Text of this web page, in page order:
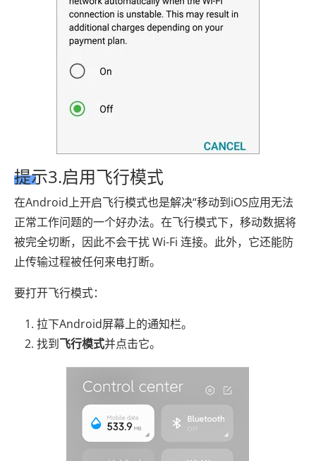
提示3.启用飞行模式
在Android上开启飞行模式也是解决“移动到iOS应用无法
正常工作问题的一个好办法。在飞行模式下，移动数据将
被完全切断，因此不会干扰 Wi-Fi 连接。此外，它还能防
止传输过程被任何来电打断。
要打开飞行模式：
拉下Android屏幕上的通知栏。
找到飞行模式并点击它。